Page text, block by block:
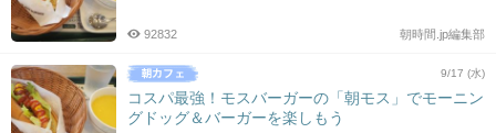
朝時間.jp編集部
92832
9/17 (水)
コスパ最強！モスバーガーの「朝モス」でモーニン
グドッグ＆バーガーを楽しもう